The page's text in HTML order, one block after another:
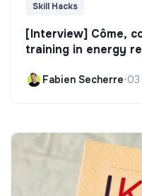
Skill Hacks
[Interview] Côme,
training in energy
Fabien Secherre•03